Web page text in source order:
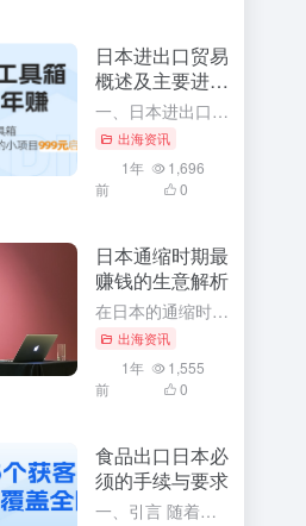
日本进出口贸易
概述及主要进出
口商品
一、日本进出口贸易概述 作为全球主要经济体之一，日本凭借其先进的技术水平、高效的工业体系以及开放的国际贸易政策，形成了丰富的国际贸易关系网络。日本在国际贸易领域有着极其重要的地位，不仅影响着周边国家甚...
出海资讯
1年
前
1,696
0
日本通缩时期最
赚钱的生意解析
在日本的通缩时期，经济环境虽然充满挑战，但同时也孕育着许多商机。对于那些善于发现和把握机会的创业者来说，这个时期同样存在着许多赚钱的生意。本文将深入解析日本通缩时期最赚钱的生意，并探讨其背后的原因和成...
出海资讯
1年
前
1,555
0
食品出口日本必
须的手续与要求
一、引言 随着全球化的深入发展，食品出口已成为各国经济发展的重要组成部分。特别是对于中国这样的食品生产大国，向日本等国家出口食品已成为重要的经济活动。然而，由于各国的食品安全法规和标准存在差异，食品出...